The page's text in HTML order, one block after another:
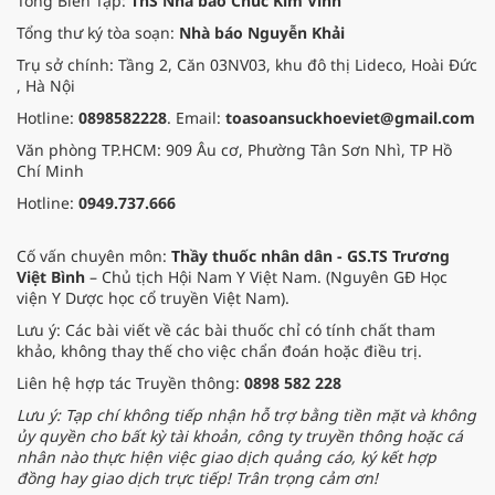
Tổng thư ký tòa soạn: Nhà báo Nguyễn Khải
Trụ sở chính: Tầng 2, Căn 03NV03, khu đô thị Lideco, Hoài Đức
, Hà Nội
Hotline: 0898582228. Email: toasoansuckhoeviet@gmail.com
Văn phòng TP.HCM: 909 Âu cơ, Phường Tân Sơn Nhì, TP Hồ
Chí Minh
Hotline: 0949.737.666
Cố vấn chuyên môn: Thầy thuốc nhân dân - GS.TS Trương
Việt Bình – Chủ tịch Hội Nam Y Việt Nam. (Nguyên GĐ Học
viện Y Dược học cổ truyền Việt Nam).
Lưu ý: Các bài viết về các bài thuốc chỉ có tính chất tham
khảo, không thay thế cho việc chẩn đoán hoặc điều trị.
Liên hệ hợp tác Truyền thông: 0898 582 228
Lưu ý: Tạp chí không tiếp nhận hỗ trợ bằng tiền mặt và không
ủy quyền cho bất kỳ tài khoản, công ty truyền thông hoặc cá
nhân nào thực hiện việc giao dịch quảng cáo, ký kết hợp
đồng hay giao dịch trực tiếp! Trân trọng cảm ơn!